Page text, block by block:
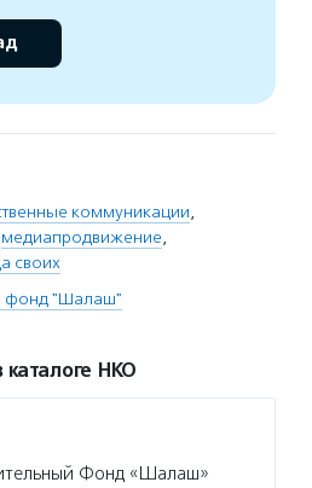
коммуникации,
медиапродвижение,
своих
фонд "Шалаш"
НКО
Фонд «Шалаш»